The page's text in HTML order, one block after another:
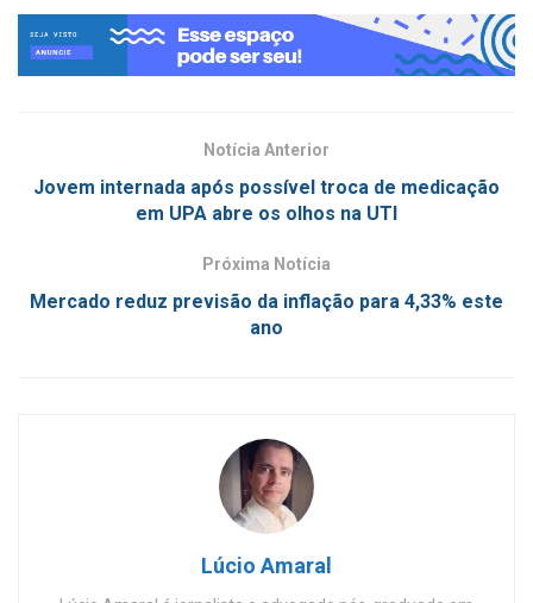
Notícia Anterior
Jovem internada após possível troca de medicação
em UPA abre os olhos na UTI
Próxima Notícia
Mercado reduz previsão da inflação para 4,33% este
ano
Lúcio Amaral